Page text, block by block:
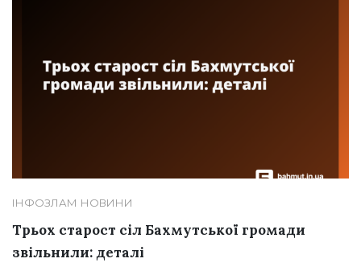
ІНФОЗЛАМ НОВИНИ
Трьох старост сіл Бахмутської громади
звільнили: деталі